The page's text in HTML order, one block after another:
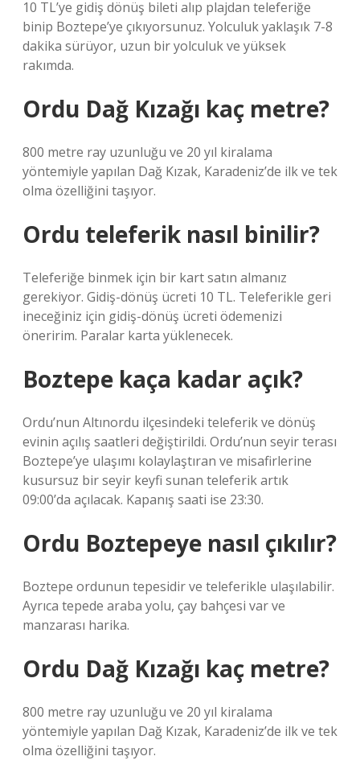
10 TL’ye gidiş dönüş bileti alıp plajdan teleferiğe
binip Boztepe’ye çıkıyorsunuz. Yolculuk yaklaşık 7-8
dakika sürüyor, uzun bir yolculuk ve yüksek
rakımda.
Ordu Dağ Kızağı kaç metre?
800 metre ray uzunluğu ve 20 yıl kiralama
yöntemiyle yapılan Dağ Kızak, Karadeniz’de ilk ve tek
olma özelliğini taşıyor.
Ordu teleferik nasıl binilir?
Teleferiğe binmek için bir kart satın almanız
gerekiyor. Gidiş-dönüş ücreti 10 TL. Teleferikle geri
ineceğiniz için gidiş-dönüş ücreti ödemenizi
öneririm. Paralar karta yüklenecek.
Boztepe kaça kadar açık?
Ordu’nun Altınordu ilçesindeki teleferik ve dönüş
evinin açılış saatleri değiştirildi. Ordu’nun seyir terası
Boztepe’ye ulaşımı kolaylaştıran ve misafirlerine
kusursuz bir seyir keyfi sunan teleferik artık
09:00’da açılacak. Kapanış saati ise 23:30.
Ordu Boztepeye nasıl çıkılır?
Boztepe ordunun tepesidir ve teleferikle ulaşılabilir.
Ayrıca tepede araba yolu, çay bahçesi var ve
manzarası harika.
Ordu Dağ Kızağı kaç metre?
800 metre ray uzunluğu ve 20 yıl kiralama
yöntemiyle yapılan Dağ Kızak, Karadeniz’de ilk ve tek
olma özelliğini taşıyor.